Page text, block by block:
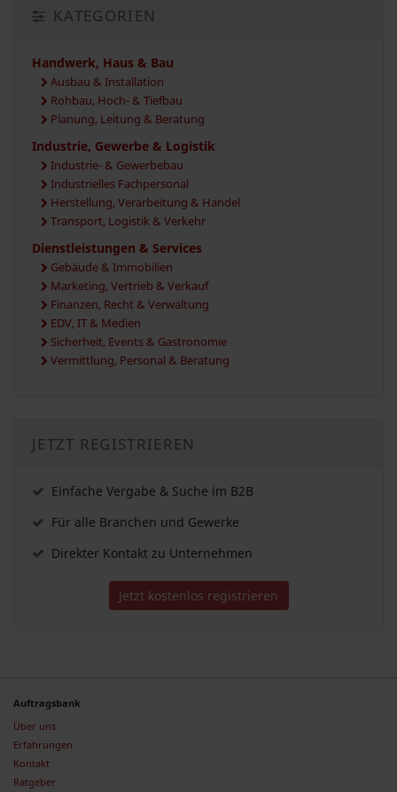
KATEGORIEN
Handwerk, Haus & Bau
Ausbau & Installation
Rohbau, Hoch- & Tiefbau
Planung, Leitung & Beratung
Industrie, Gewerbe & Logistik
Industrie- & Gewerbebau
Industrielles Fachpersonal
Herstellung, Verarbeitung & Handel
Transport, Logistik & Verkehr
Dienstleistungen & Services
Gebäude & Immobilien
Marketing, Vertrieb & Verkauf
Finanzen, Recht & Verwaltung
EDV, IT & Medien
Sicherheit, Events & Gastronomie
Vermittlung, Personal & Beratung
JETZT REGISTRIEREN
Einfache Vergabe & Suche im B2B
Für alle Branchen und Gewerke
Direkter Kontakt zu Unternehmen
Jetzt kostenlos registrieren
Auftragsbank
Über uns
Erfahrungen
Kontakt
Ratgeber